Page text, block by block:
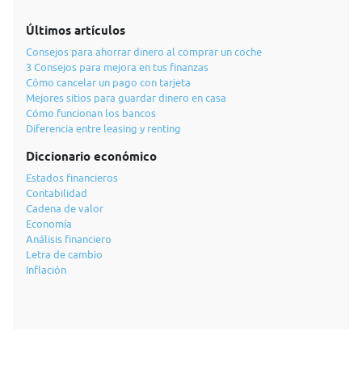
Últimos artículos
Consejos para ahorrar dinero al comprar un coche
3 Consejos para mejora en tus finanzas
Cómo cancelar un pago con tarjeta
Mejores sitios para guardar dinero en casa
Cómo funcionan los bancos
Diferencia entre leasing y renting
Diccionario económico
Estados financieros
Contabilidad
Cadena de valor
Economía
Análisis financiero
Letra de cambio
Inflación